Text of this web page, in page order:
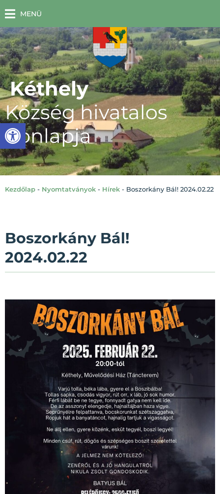
Eszköztár megnyitása
MENÜ
Kéthely
Község hivatalos
honlapja
Kezdőlap - Nyomtatványok - Hírek - Boszorkány Bál! 2024.02.22
Boszorkány Bál!
2024.02.22